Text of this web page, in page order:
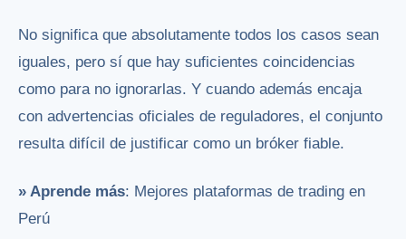
No significa que absolutamente todos los casos sean
iguales, pero sí que hay suficientes coincidencias
como para no ignorarlas. Y cuando además encaja
con advertencias oficiales de reguladores, el conjunto
resulta difícil de justificar como un bróker fiable.
» Aprende más: Mejores plataformas de trading en
Perú